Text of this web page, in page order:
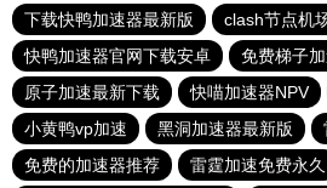
下载快鸭加速器最新版
clash节点机
快鸭加速器官网下载安卓
免费梯子
原子加速最新下载
快喵加速器NPV
小黄鸭vp加速
黑洞加速器最新版
免费的加速器推荐
雷霆加速免费永久